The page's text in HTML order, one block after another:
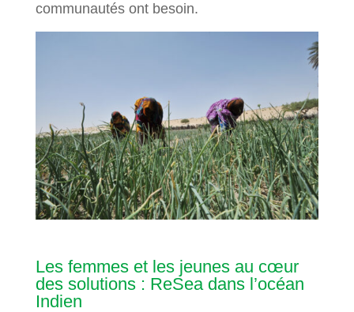
communautés ont besoin.
Les femmes et les jeunes au cœur
des solutions : ReSea dans l’océan
Indien